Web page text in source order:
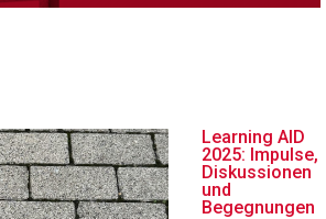
Learning AID
2025: Impulse,
Diskussionen
und
Begegnungen